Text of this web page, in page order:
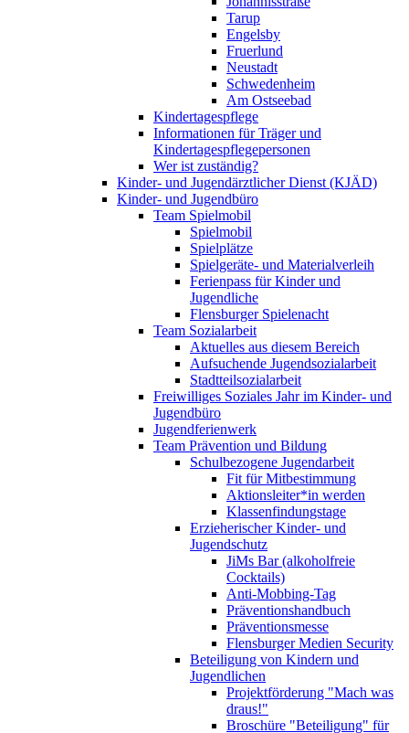
Tarup
Engelsby
Fruerlund
Neustadt
Schwedenheim
Am Ostseebad
Kindertagespflege
Informationen für Träger und
Kindertagespflegepersonen
Wer ist zuständig?
Kinder- und Jugendärztlicher Dienst (KJÄD)
Kinder- und Jugendbüro
Team Spielmobil
Spielmobil
Spielplätze
Spielgeräte- und Materialverleih
Ferienpass für Kinder und
Jugendliche
Flensburger Spielenacht
Team Sozialarbeit
Aktuelles aus diesem Bereich
Aufsuchende Jugendsozialarbeit
Stadtteilsozialarbeit
Freiwilliges Soziales Jahr im Kinder- und
Jugendbüro
Jugendferienwerk
Team Prävention und Bildung
Schulbezogene Jugendarbeit
Fit für Mitbestimmung
Aktionsleiter*in werden
Klassenfindungstage
Erzieherischer Kinder- und
Jugendschutz
JiMs Bar (alkoholfreie
Cocktails)
Anti-Mobbing-Tag
Präventionshandbuch
Präventionsmesse
Flensburger Medien Security
Beteiligung von Kindern und
Jugendlichen
Projektförderung "Mach was
draus!"
Broschüre "Beteiligung" für